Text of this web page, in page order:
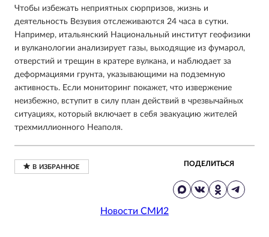
Чтобы избежать неприятных сюрпризов, жизнь и
деятельность Везувия отслеживаются 24 часа в сутки.
Например, итальянский Национальный институт геофизики
и вулканологии анализирует газы, выходящие из фумарол,
отверстий и трещин в кратере вулкана, и наблюдает за
деформациями грунта, указывающими на подземную
активность. Если мониторинг покажет, что извержение
неизбежно, вступит в силу план действий в чрезвычайных
ситуациях, который включает в себя эвакуацию жителей
трехмиллионного Неаполя.
ПОДЕЛИТЬСЯ
Новости СМИ2